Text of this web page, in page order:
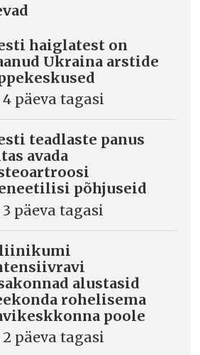
haiglatest on
Ukraina arstide
4 päeva tagasi
teadlaste panus
avada
põhjuseid
3 päeva tagasi
alustasid
rohelisema
poole
2 päeva tagasi